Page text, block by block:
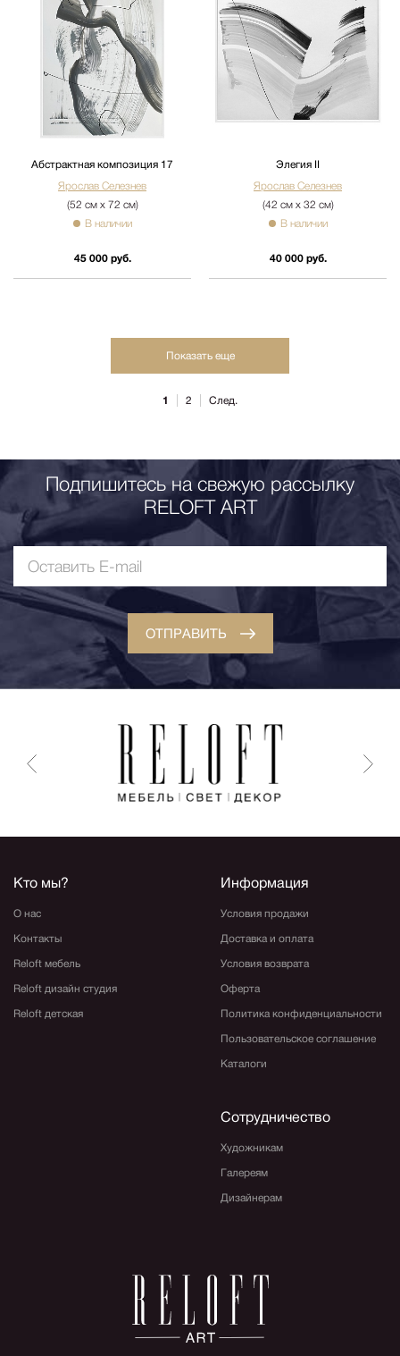
Абстрактная композиция 17
Ярослав Селезнев
(52 см х 72 см)
В наличии
45 000 руб.
Элегия II
Ярослав Селезнев
(42 см х 32 см)
В наличии
40 000 руб.
Показать еще
1 2 След.
Подпишитесь на свежую рассылку
RELOFT ART
ОТПРАВИТЬ
Кто мы?
О нас
Контакты
Reloft мебель
Reloft дизайн студия
Reloft детская
Информация
Условия продажи
Доставка и оплата
Условия возврата
Оферта
Политика конфиденциальности
Пользовательское соглашение
Каталоги
Сотрудничество
Художникам
Галереям
Дизайнерам